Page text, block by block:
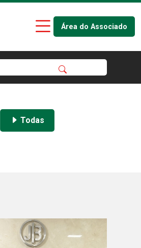
Área do Associado
Todas